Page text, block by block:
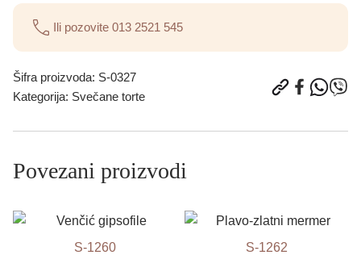
Ili pozovite 013 2521 545
Šifra proizvoda: S-0327
Kategorija: Svečane torte
Povezani proizvodi
S-1260 S-1262